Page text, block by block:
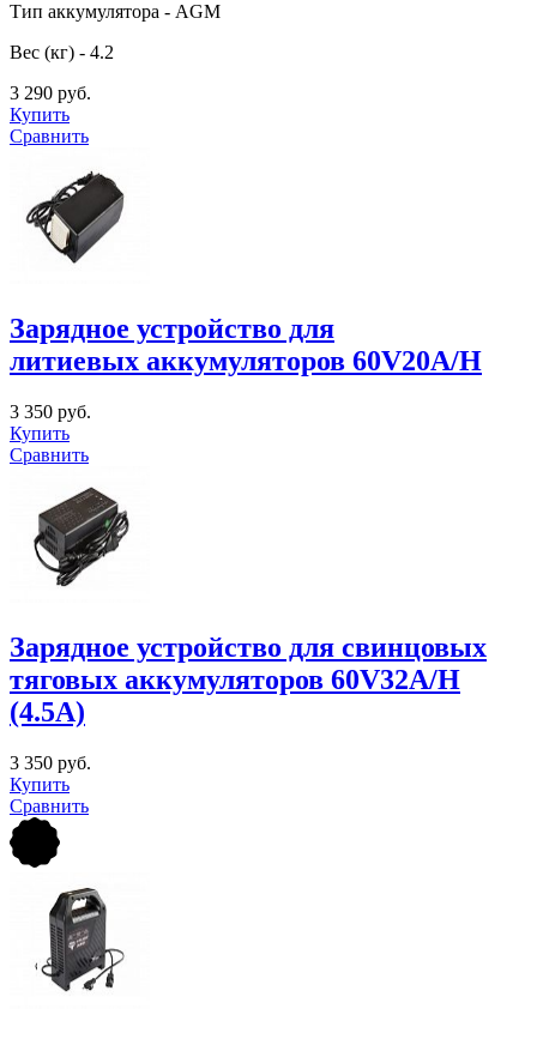
Тип аккумулятора - AGM
Вес (кг) - 4.2
3 290 руб.
Купить
Сравнить
Зарядное устройство для
литиевых аккумуляторов 60V20A/H
3 350 руб.
Купить
Сравнить
Зарядное устройство для свинцовых
тяговых аккумуляторов 60V32A/H
(4.5A)
3 350 руб.
Купить
Сравнить